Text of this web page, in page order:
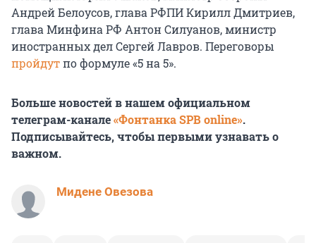
Андрей Белоусов, глава РФПИ Кирилл Дмитриев,
глава Минфина РФ Антон Силуанов, министр
иностранных дел Сергей Лавров. Переговоры
пройдутпо формуле «5 на 5».
Больше новостей в нашем официальном
телеграм-канале«Фонтанка SPB online».
Подписывайтесь, чтобы первыми узнавать о
важном.
Мидене Овезова